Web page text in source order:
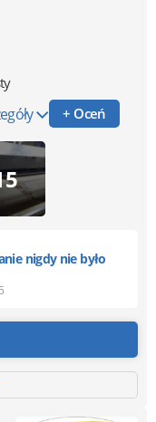
+ Oceń
nigdy nie było